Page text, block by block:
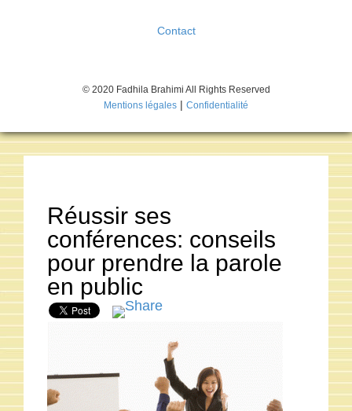
Contact
© 2020 Fadhila Brahimi All Rights Reserved
Mentions légales | Confidentialité
Réussir ses
conférences: conseils
pour prendre la parole
en public